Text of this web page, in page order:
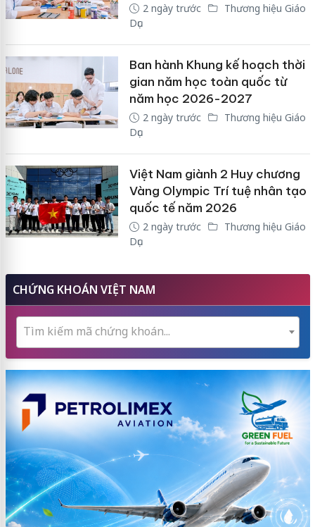
2 ngày trước
Thương hiệu Giáo
Dục
Ban hành Khung kế hoạch thời
gian năm học toàn quốc từ
năm học 2026-2027
2 ngày trước
Thương hiệu Giáo
Dục
Việt Nam giành 2 Huy chương
Vàng Olympic Trí tuệ nhân tạo
quốc tế năm 2026
2 ngày trước
Thương hiệu Giáo
Dục
CHỨNG KHOÁN VIỆT NAM
Tìm kiếm mã chứng khoán...